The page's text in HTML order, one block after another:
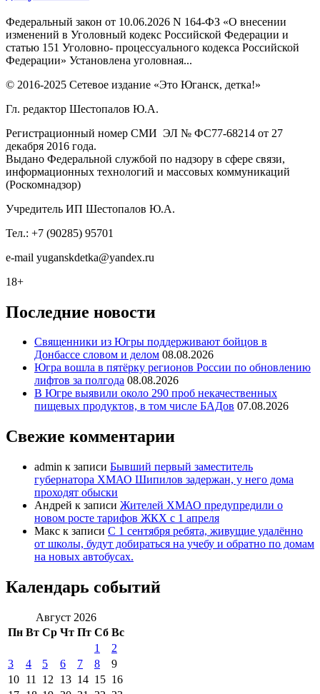
Федеральный закон от 10.06.2026 N 164-ФЗ «О внесении
изменений в Уголовный кодекс Российской Федерации и
статью 151 Уголовно- процессуального кодекса Российской
Федерации» Установлена уголовная...
© 2016-2025 Сетевое издание «Это Юганск, детка!»
Гл. редактор Шестопалов Ю.А.
Регистрационный номер СМИ ЭЛ № ФС77-68214 от 27
декабря 2016 года.
Выдано Федеральной службой по надзору в сфере связи,
информационных технологий и массовых коммуникаций
(Роскомнадзор)
Учредитель ИП Шестопалов Ю.А.
Тел.: +7 (90285) 95701
e-mail yuganskdetka@yandex.ru
18+
Последние новости
Священники из Югры поддерживают бойцов в
Донбассе словом и делом 08.08.2026
Югра вошла в пятёрку регионов России по обновлению
лифтов за полгода 08.08.2026
В Югре выявили около 290 проб некачественных
пищевых продуктов, в том числе БАДов 07.08.2026
Свежие комментарии
admin к записи Бывший первый заместитель
губернатора ХМАО Шипилов задержан, у него дома
проходят обыски
Андрей к записи Жителей ХМАО предупредили о
новом росте тарифов ЖКХ с 1 апреля
Макс к записи С 1 сентября ребята, живущие удалённо
от школы, будут добираться на учебу и обратно по домам
на новых автобусах.
Календарь событий
Август 2026
Пн Вт Ср Чт Пт Сб Вс
1
2
3
4 5 6 7 8
9
10 11 12 13 14 15 16